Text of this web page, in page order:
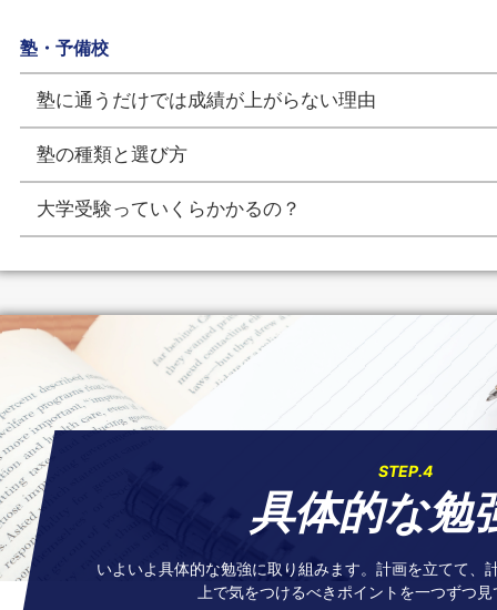
塾・予備校
塾に通うだけでは成績が上がらない理由
塾の種類と選び方
大学受験っていくらかかるの？
STEP.4
具体的な勉
いよいよ具体的な勉強に取り組みます。計画を立てて、
上で気をつけるべきポイントを一つずつ